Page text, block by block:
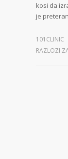
kosi da
je
101CLINIC
RAZLOZI